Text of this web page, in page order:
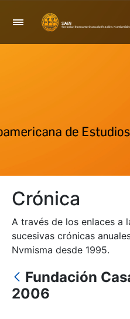
Navegación
Mostrar/Ocultar
Mostrar/Ocultar
Mostrar/Ocultar
Crónica
A través de los enlaces a
sucesivas crónicas
Nvmisma desde 1995.
Fundación
2006